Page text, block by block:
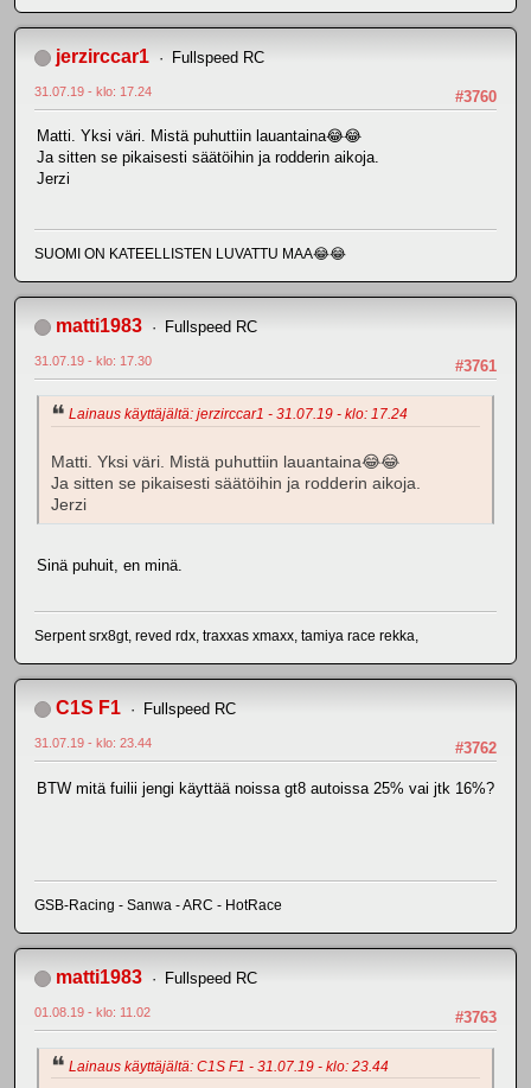
jerzirccar1 Fullspeed RC
#3760
31.07.19 - klo: 17.24
Matti. Yksi väri. Mistä puhuttiin lauantaina😂😂
Ja sitten se pikaisesti säätöihin ja rodderin aikoja.
Jerzi
SUOMI ON KATEELLISTEN LUVATTU MAA😂😂
matti1983 Fullspeed RC
#3761
31.07.19 - klo: 17.30
Lainaus käyttäjältä: jerzirccar1 - 31.07.19 - klo: 17.24
Matti. Yksi väri. Mistä puhuttiin lauantaina😂😂
Ja sitten se pikaisesti säätöihin ja rodderin aikoja.
Jerzi
Sinä puhuit, en minä.
Serpent srx8gt, reved rdx, traxxas xmaxx, tamiya race rekka,
C1S F1 Fullspeed RC
#3762
31.07.19 - klo: 23.44
BTW mitä fuilii jengi käyttää noissa gt8 autoissa 25% vai jtk 16%?
GSB-Racing - Sanwa - ARC - HotRace
matti1983 Fullspeed RC
#3763
01.08.19 - klo: 11.02
Lainaus käyttäjältä: C1S F1 - 31.07.19 - klo: 23.44